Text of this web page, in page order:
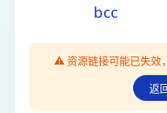
bcc
⚠️ 资源链接可能已失效
返